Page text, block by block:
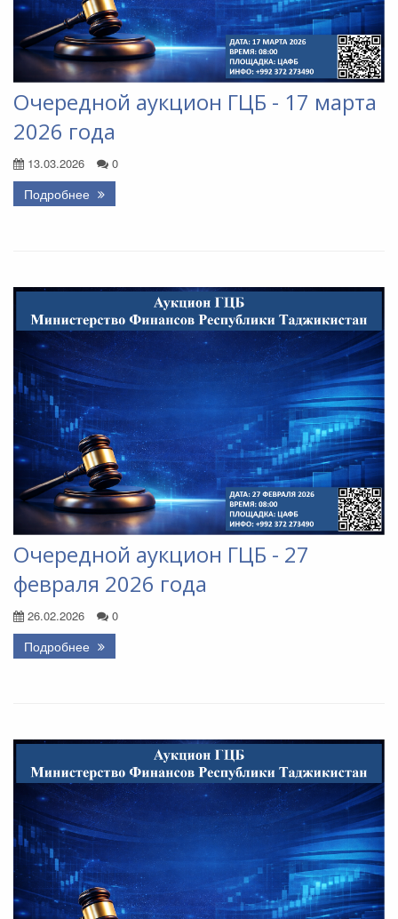
Очередной аукцион ГЦБ - 17 марта
2026 года
13.03.2026 0
Подробнее
Очередной аукцион ГЦБ - 27
февраля 2026 года
26.02.2026 0
Подробнее